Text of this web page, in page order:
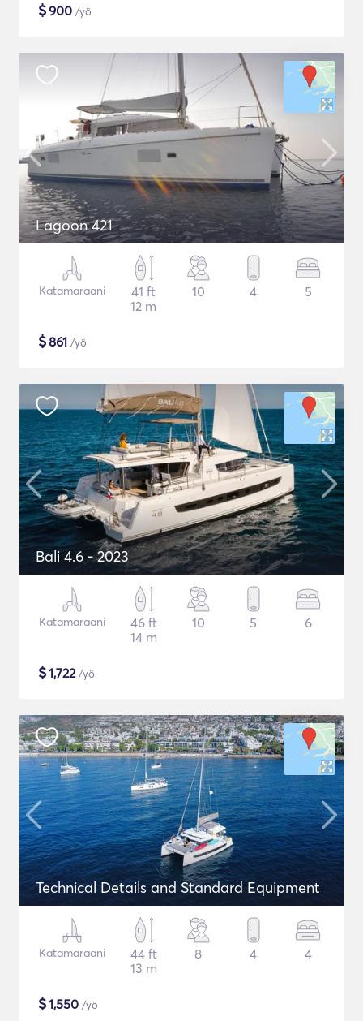
$900 /yö
Lagoon 421
Katamaraani
41 ft
12 m
10 4 5
$861 /yö
Bali 4.6 - 2023
Katamaraani
46 ft
14 m
10 5 6
$1,722/yö
Technical Details and Standard Equipment
Katamaraani
44 ft
13 m
8 4 4
$1,550 /yö